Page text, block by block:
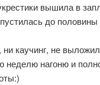
вышила в
до
ни каучинг, не
нагоню и